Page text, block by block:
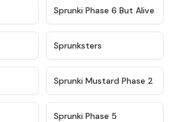
★ 4.9
Sprunki Phase 6 But Alive
Sprunksters
★ 4.4
Sprunki Mustard Phase 2
Sprunki Phase 5